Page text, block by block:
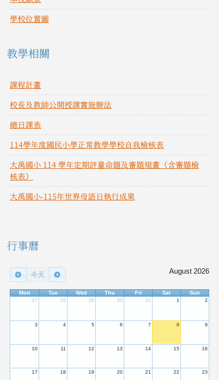
學校位置圖
教學相關
課程計畫
校長及教師公開授課實施辦法
總日課表
114學年度國民小學正常教學學校自我檢核表
大禹國小 114 學年定期評量命題及審題規畫（含審題檢
核表）
大禹國小-115年世界母語日執行成果
右邊區域內容
行事曆
今天 August 2026
Mon Tue Wed Thu Fri Sat Sun
27 28 29 30 31 1 2
3 4 5 6 7 8 9
10 11 12 13 14 15 16
17 18 19 20 21 22 23